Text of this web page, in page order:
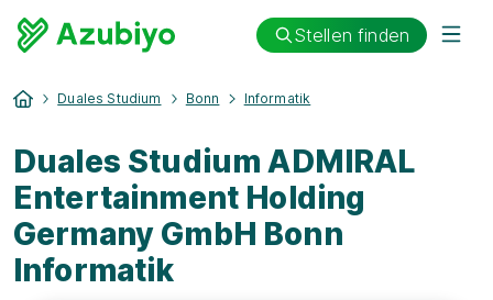
Stellen finden
Duales Studium Bonn Informatik
Duales Studium ADMIRAL
Entertainment Holding
Germany GmbH Bonn
Informatik